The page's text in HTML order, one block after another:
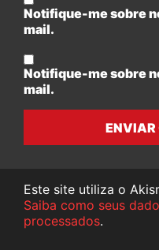
Notifique-me sobre
mail.
Notifique-me sobre
mail.
ENVIAR
Este site utiliza o
Saiba como seus
processados.